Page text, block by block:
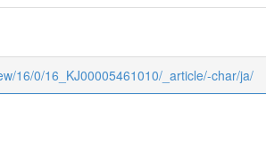
16/0/16_KJ00005461010/_article/-char/ja/